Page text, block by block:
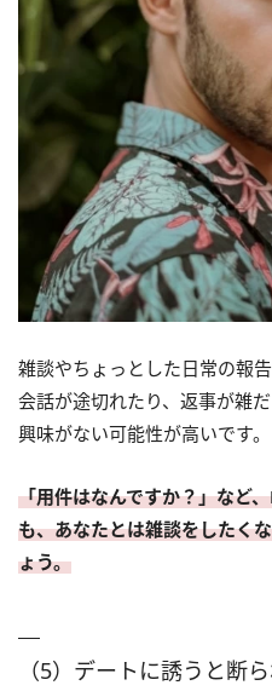
雑談やちょっとした日常の報
会話が途切れたり、返事が雑
興味がない可能性が高いです。
「用件はなんですか？」など
も、あなたとは雑談をしたく
ょう。
（5）デートに誘うと断